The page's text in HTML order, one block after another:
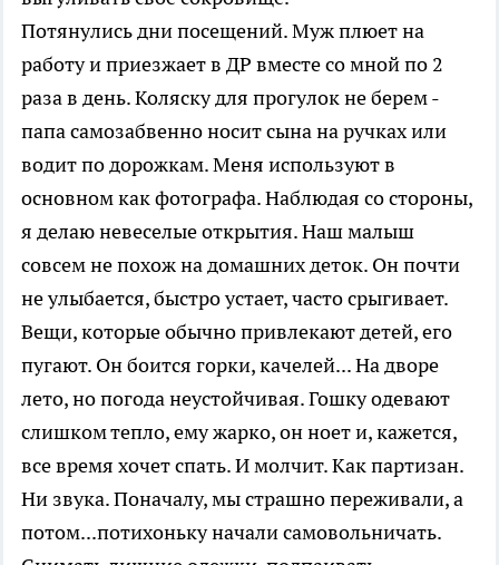
Потянулись дни посещений. Муж плюет на
работу и приезжает в ДР вместе со мной по 2
раза в день. Коляску для прогулок не берем -
папа самозабвенно носит сына на ручках или
водит по дорожкам. Меня используют в
основном как фотографа. Наблюдая со стороны,
я делаю невеселые открытия. Наш малыш
совсем не похож на домашних деток. Он почти
не улыбается, быстро устает, часто срыгивает.
Вещи, которые обычно привлекают детей, его
пугают. Он боится горки, качелей... На дворе
лето, но погода неустойчивая. Гошку одевают
слишком тепло, ему жарко, он ноет и, кажется,
все время хочет спать. И молчит. Как партизан.
Ни звука. Поначалу, мы страшно переживали, а
потом...потихоньку начали самовольничать.